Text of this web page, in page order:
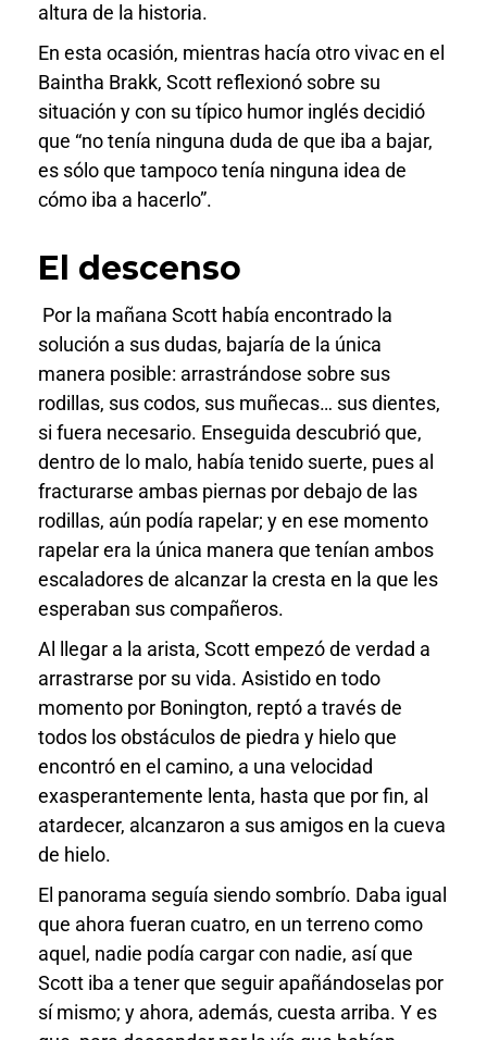
altura de la historia.
En esta ocasión, mientras hacía otro vivac en el
Baintha Brakk, Scott reflexionó sobre su
situación y con su típico humor inglés decidió
que “no tenía ninguna duda de que iba a bajar,
es sólo que tampoco tenía ninguna idea de
cómo iba a hacerlo”.
El descenso
Por la mañana Scott había encontrado la
solución a sus dudas, bajaría de la única
manera posible: arrastrándose sobre sus
rodillas, sus codos, sus muñecas… sus dientes,
si fuera necesario. Enseguida descubrió que,
dentro de lo malo, había tenido suerte, pues al
fracturarse ambas piernas por debajo de las
rodillas, aún podía rapelar; y en ese momento
rapelar era la única manera que tenían ambos
escaladores de alcanzar la cresta en la que les
esperaban sus compañeros.
Al llegar a la arista, Scott empezó de verdad a
arrastrarse por su vida. Asistido en todo
momento por Bonington, reptó a través de
todos los obstáculos de piedra y hielo que
encontró en el camino, a una velocidad
exasperantemente lenta, hasta que por fin, al
atardecer, alcanzaron a sus amigos en la cueva
de hielo.
El panorama seguía siendo sombrío. Daba igual
que ahora fueran cuatro, en un terreno como
aquel, nadie podía cargar con nadie, así que
Scott iba a tener que seguir apañándoselas por
sí mismo; y ahora, además, cuesta arriba. Y es